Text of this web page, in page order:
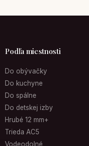
Podľa miestnosti
Do obývačky
Do kuchyne
Do spálne
Do detskej izby
Hrubé 12 mm+
Trieda AC5
Vodeodolné